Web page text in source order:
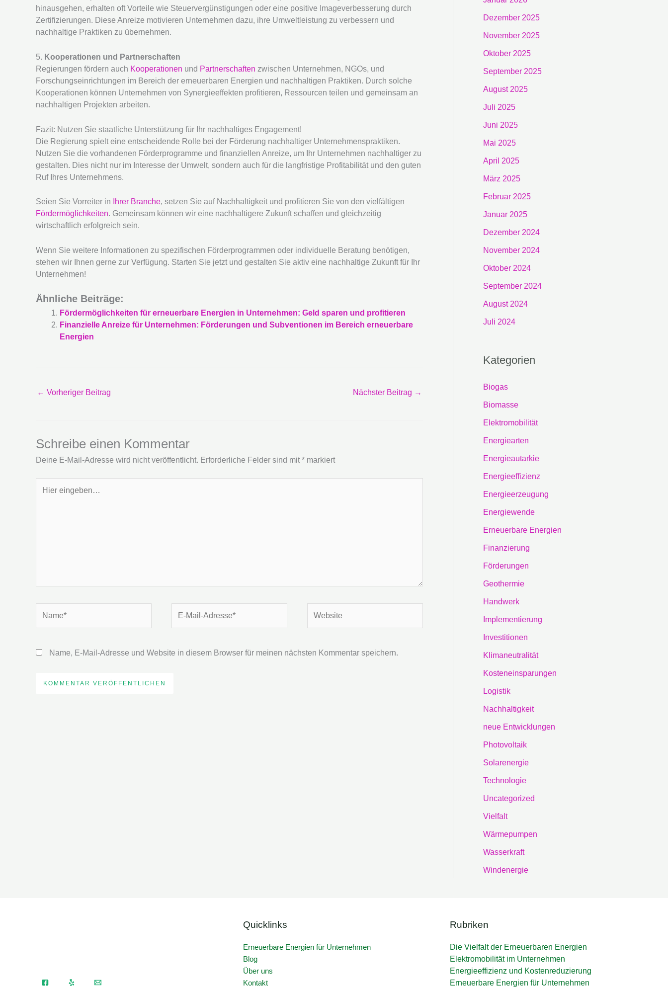
hinausgehen, erhalten oft Vorteile wie Steuervergünstigungen oder eine positive Imageverbesserung durch
Zertifizierungen. Diese Anreize motivieren Unternehmen dazu, ihre Umweltleistung zu verbessern und
nachhaltige Praktiken zu übernehmen.
5. Kooperationen und Partnerschaften
Regierungen fördern auch Kooperationen und Partnerschaften zwischen Unternehmen, NGOs, und
Forschungseinrichtungen im Bereich der erneuerbaren Energien und nachhaltigen Praktiken. Durch solche
Kooperationen können Unternehmen von Synergieeffekten profitieren, Ressourcen teilen und gemeinsam an
nachhaltigen Projekten arbeiten.
Fazit: Nutzen Sie staatliche Unterstützung für Ihr nachhaltiges Engagement!
Die Regierung spielt eine entscheidende Rolle bei der Förderung nachhaltiger Unternehmenspraktiken.
Nutzen Sie die vorhandenen Förderprogramme und finanziellen Anreize, um Ihr Unternehmen nachhaltiger zu
gestalten. Dies nicht nur im Interesse der Umwelt, sondern auch für die langfristige Profitabilität und den guten
Ruf Ihres Unternehmens.
Seien Sie Vorreiter in Ihrer Branche, setzen Sie auf Nachhaltigkeit und profitieren Sie von den vielfältigen
Fördermöglichkeiten. Gemeinsam können wir eine nachhaltigere Zukunft schaffen und gleichzeitig
wirtschaftlich erfolgreich sein.
Wenn Sie weitere Informationen zu spezifischen Förderprogrammen oder individuelle Beratung benötigen,
stehen wir Ihnen gerne zur Verfügung. Starten Sie jetzt und gestalten Sie aktiv eine nachhaltige Zukunft für Ihr
Unternehmen!
Ähnliche Beiträge:
Fördermöglichkeiten für erneuerbare Energien in Unternehmen: Geld sparen und profitieren
Finanzielle Anreize für Unternehmen: Förderungen und Subventionen im Bereich erneuerbare
Energien
← Vorheriger Beitrag Nächster Beitrag →
Schreibe einen Kommentar
Deine E-Mail-Adresse wird nicht veröffentlicht. Erforderliche Felder sind mit * markiert
eingeben…
Mail-
Name, E-Mail-Adresse und Website in diesem Browser für meinen nächsten Kommentar speichern.
Dezember 2025
November 2025
Oktober 2025
September 2025
August 2025
Juli 2025
Juni 2025
Mai 2025
April 2025
März 2025
Februar 2025
Januar 2025
Dezember 2024
November 2024
Oktober 2024
September 2024
August 2024
Juli 2024
Kategorien
Biogas
Biomasse
Elektromobilität
Energiearten
Energieautarkie
Energieeffizienz
Energieerzeugung
Energiewende
Erneuerbare Energien
Finanzierung
Förderungen
Geothermie
Handwerk
Implementierung
Investitionen
Klimaneutralität
Kosteneinsparungen
Logistik
Nachhaltigkeit
neue Entwicklungen
Photovoltaik
Solarenergie
Technologie
Uncategorized
Vielfalt
Wärmepumpen
Wasserkraft
Windenergie
Quicklinks
Erneuerbare Energien für Unternehmen
Blog
Über uns
Kontakt
Rubriken
Die Vielfalt der Erneuerbaren Energien
Elektromobilität im Unternehmen
Energieeffizienz und Kostenreduzierung
Erneuerbare Energien für Unternehmen